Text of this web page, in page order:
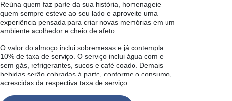
Reúna quem faz parte da sua história, homenageie
quem sempre esteve ao seu lado e aproveite uma
experiência pensada para criar novas memórias em um
ambiente acolhedor e cheio de afeto.
O valor do almoço inclui sobremesas e já contempla
10% de taxa de serviço. O serviço inclui água com e
sem gás, refrigerantes, sucos e café coado. Demais
bebidas serão cobradas à parte, conforme o consumo,
acrescidas da respectiva taxa de serviço.